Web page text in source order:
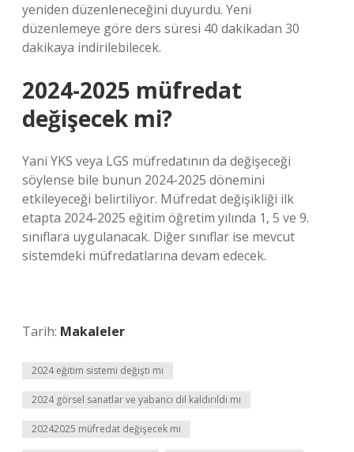
yeniden düzenleneceğini duyurdu. Yeni
düzenlemeye göre ders süresi 40 dakikadan 30
dakikaya indirilebilecek.
2024-2025 müfredat
değişecek mi?
Yani YKS veya LGS müfredatının da değişeceği
söylense bile bunun 2024-2025 dönemini
etkileyeceği belirtiliyor. Müfredat değişikliği ilk
etapta 2024-2025 eğitim öğretim yılında 1, 5 ve 9.
sınıflara uygulanacak. Diğer sınıflar ise mevcut
sistemdeki müfredatlarına devam edecek.
Tarih: Makaleler
2024 eğitim sistemi değişti mi
2024 görsel sanatlar ve yabancı dil kaldırıldı mı
20242025 müfredat değişecek mi